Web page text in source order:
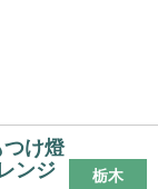
栃木
け燈
ンジ